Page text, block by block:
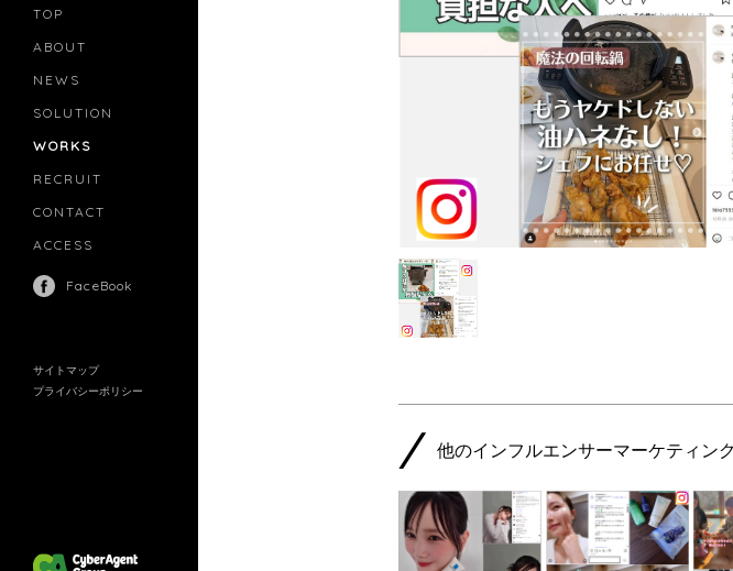
TOP
ABOUT
NEWS
SOLUTION
WORKS
RECRUIT
CONTACT
ACCESS
FaceBook
サイトマップ
プライバシーポリシー
MOVIE MARKETING
INFLUENCERS MARKETING
他のインフルエンサーマーケティン